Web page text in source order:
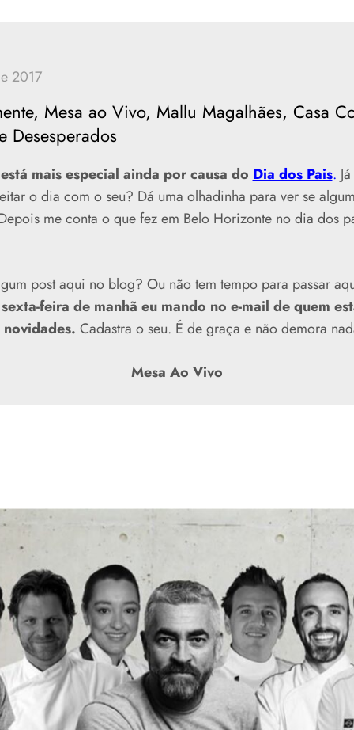
Mesa ao Vivo, Mallu Magalhães, Casa
Desesperados
mais especial ainda por causa do Dia dos Pais.
o dia com o seu? Dá uma olhadinha para ver se
me conta o que fez em Belo Horizonte no dia dos
post aqui no blog? Ou não tem tempo para passar
feira de manhã eu mando no e-mail de quem
Cadastra o seu. É de graça e não demora
Mesa Ao Vivo